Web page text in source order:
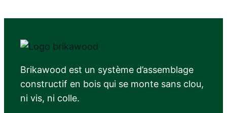
Brikawood est un système d’assemblage
constructif en bois qui se monte sans clou,
ni vis, ni colle.